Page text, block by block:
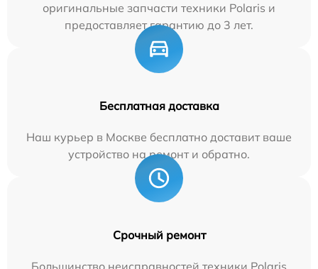
оригинальные запчасти техники Polaris и
предоставляет гарантию до 3 лет.
Бесплатная доставка
Наш курьер в Москве бесплатно доставит ваше
устройство на ремонт и обратно.
Срочный ремонт
Большинство неисправностей техники Polaris